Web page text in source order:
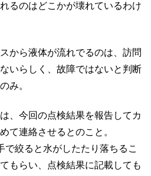
るのはどこかが壊れているわけ
から液体が流れでるのは、訪問
いらしく、故障ではないと判断
み。
、今回の点検結果を報告してカ
て連絡させるとのこと。
で絞ると水がしたたり落ちるこ
もらい、点検結果に記載しても